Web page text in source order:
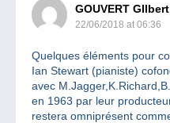
GOUVERT GIlbert
22/06/2018 at 06:36
Quelques éléments pour
Ian Stewart (pianiste)
avec
en 1963 par leur
restera omniprésent